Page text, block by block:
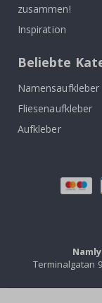
zusammen!
Inspiration
Beliebte
Namensaufkleber
Fliesenaufkleber
Aufkleber
Terminalgatan